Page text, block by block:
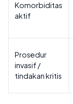
Komorbiditas
aktif
Prosedur
invasif /
tindakan kritis